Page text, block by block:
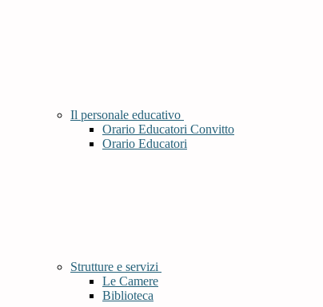
Il personale educativo
Orario Educatori Convitto
Orario Educatori
Strutture e servizi
Le Camere
Biblioteca